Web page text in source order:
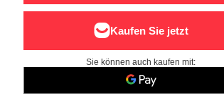
Sie können auch kaufen mit: